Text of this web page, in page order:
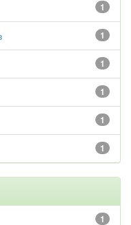
1
1
1
1
1
1
1